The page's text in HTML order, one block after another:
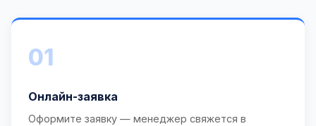
01
Онлайн-заявка
Оформите заявку — менеджер свяжется в